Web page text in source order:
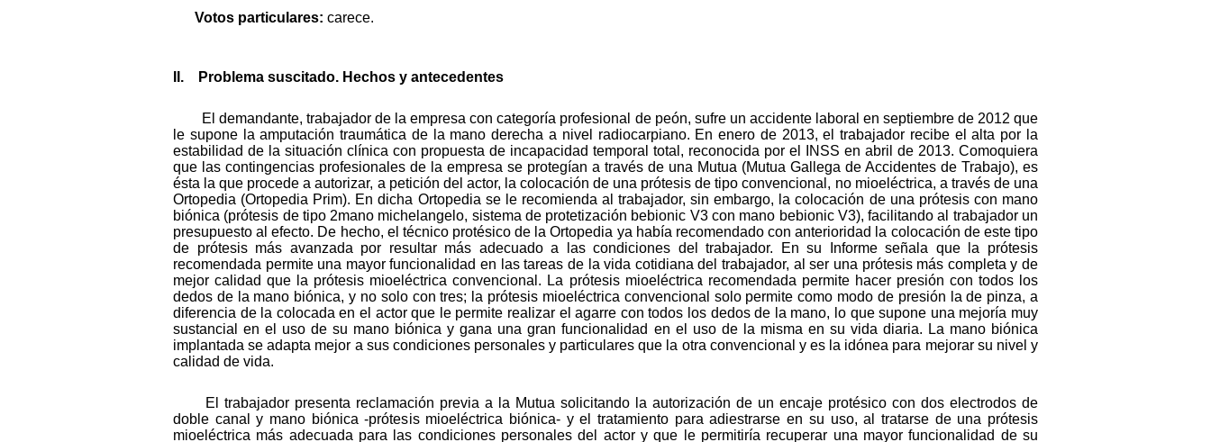
Votos particulares: carece.
II. Problema suscitado. Hechos y antecedentes
El demandante, trabajador de la empresa con categoría profesional de peón, sufre un accidente laboral en septiembre de 2012 que
le supone la amputación traumática de la mano derecha a nivel radiocarpiano. En enero de 2013, el trabajador recibe el alta por la
estabilidad de la situación clínica con propuesta de incapacidad temporal total, reconocida por el INSS en abril de 2013. Comoquiera
que las contingencias profesionales de la empresa se protegían a través de una Mutua (Mutua Gallega de Accidentes de Trabajo), es
ésta la que procede a autorizar, a petición del actor, la colocación de una prótesis de tipo convencional, no mioeléctrica, a través de una
Ortopedia (Ortopedia Prim). En dicha Ortopedia se le recomienda al trabajador, sin embargo, la colocación de una prótesis con mano
biónica (prótesis de tipo 2mano michelangelo, sistema de protetización bebionic V3 con mano bebionic V3), facilitando al trabajador un
presupuesto al efecto. De hecho, el técnico protésico de la Ortopedia ya había recomendado con anterioridad la colocación de este tipo
de prótesis más avanzada por resultar más adecuado a las condiciones del trabajador. En su Informe señala que la prótesis
recomendada permite una mayor funcionalidad en las tareas de la vida cotidiana del trabajador, al ser una prótesis más completa y de
mejor calidad que la prótesis mioeléctrica convencional. La prótesis mioeléctrica recomendada permite hacer presión con todos los
dedos de la mano biónica, y no solo con tres; la prótesis mioeléctrica convencional solo permite como modo de presión la de pinza, a
diferencia de la colocada en el actor que le permite realizar el agarre con todos los dedos de la mano, lo que supone una mejoría muy
sustancial en el uso de su mano biónica y gana una gran funcionalidad en el uso de la misma en su vida diaria. La mano biónica
implantada se adapta mejor a sus condiciones personales y particulares que la otra convencional y es la idónea para mejorar su nivel y
calidad de vida.
El trabajador presenta reclamación previa a la Mutua solicitando la autorización de un encaje protésico con dos electrodos de
doble canal y mano biónica -prótesis mioeléctrica biónica- y el tratamiento para adiestrarse en su uso, al tratarse de una prótesis
mioeléctrica más adecuada para las condiciones personales del actor y que le permitiría recuperar una mayor funcionalidad de su